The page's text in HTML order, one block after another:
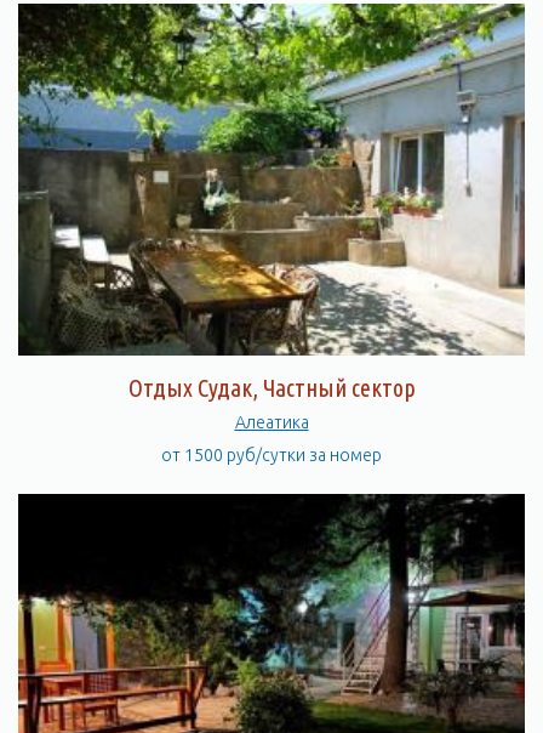
Отдых Судак, Частный сектор
Алеатика
от 1500 руб/сутки за номер